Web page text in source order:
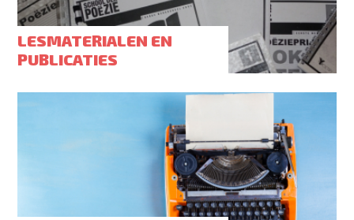
LESMATERIALEN EN
PUBLICATIES